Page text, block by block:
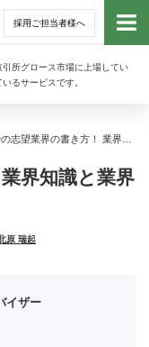
採用ご担当者様へ
所グロース市場に上場してい
るサービスです。
トッ
界知識と業界
原 瑞起
イザー